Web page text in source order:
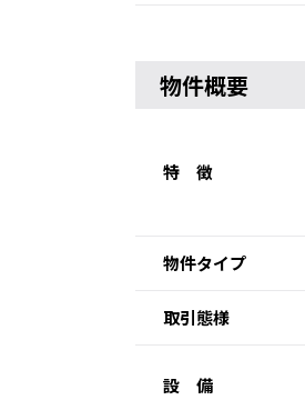
物件概要
特 徴
物件タイプ
取引態様
設 備